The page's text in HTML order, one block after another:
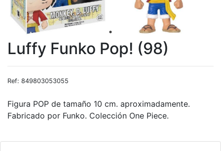
Luffy Funko Pop! (98)
Ref: 849803053055
Figura POP de tamaño 10 cm. aproximadamente.
Fabricado por Funko. Colección One Piece.